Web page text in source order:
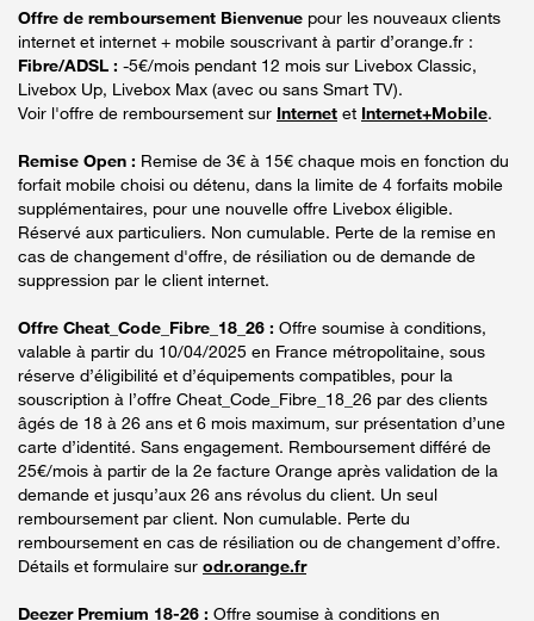
Offre de remboursement Bienvenue pour les nouveaux clients
internet et internet + mobile souscrivant à partir d’orange.fr :
Fibre/ADSL : -5€/mois pendant 12 mois sur Livebox Classic,
Livebox Up, Livebox Max (avec ou sans Smart TV).
Voir l'offre de remboursement sur Internet et Internet+Mobile.
Remise Open : Remise de 3€ à 15€ chaque mois en fonction du
forfait mobile choisi ou détenu, dans la limite de 4 forfaits mobile
supplémentaires, pour une nouvelle offre Livebox éligible.
Réservé aux particuliers. Non cumulable. Perte de la remise en
cas de changement d'offre, de résiliation ou de demande de
suppression par le client internet.
Offre Cheat_Code_Fibre_18_26 : Offre soumise à conditions,
valable à partir du 10/04/2025 en France métropolitaine, sous
réserve d’éligibilité et d’équipements compatibles, pour la
souscription à l’offre Cheat_Code_Fibre_18_26 par des clients
âgés de 18 à 26 ans et 6 mois maximum, sur présentation d’une
carte d’identité. Sans engagement. Remboursement différé de
25€/mois à partir de la 2e facture Orange après validation de la
demande et jusqu’aux 26 ans révolus du client. Un seul
remboursement par client. Non cumulable. Perte du
remboursement en cas de résiliation ou de changement d’offre.
Détails et formulaire sur odr.orange.fr
Deezer Premium 18-26 : Offre soumise à conditions en